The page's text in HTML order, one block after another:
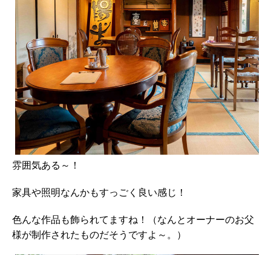
雰囲気ある～！
家具や照明なんかもすっごく良い感じ！
色んな作品も飾られてますね！（なんとオーナーのお父
様が制作されたものだそうですよ～。）